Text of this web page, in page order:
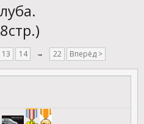
13 14 → 22 Вперёд >